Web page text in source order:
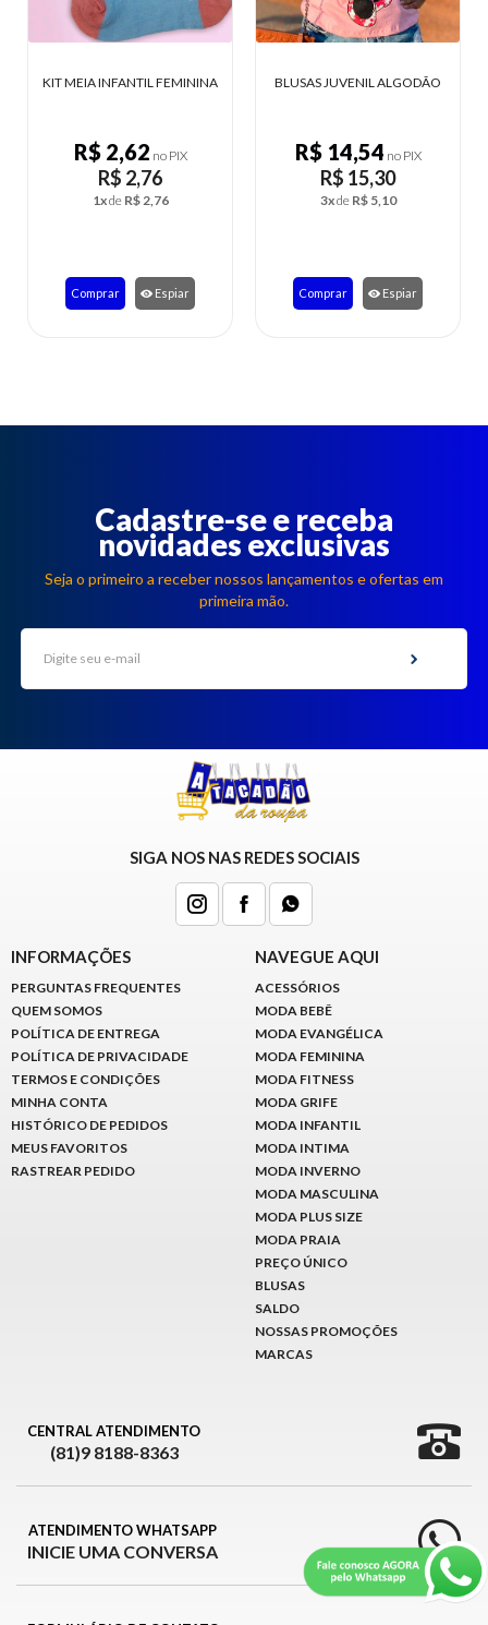
KIT MEIA INFANTIL FEMININA
R$ 2,62 no PIX
R$ 2,76
1xde R$ 2,76
Comprar Espiar
BLUSAS JUVENIL ALGODÃO
R$ 14,54 no PIX
R$ 15,30
3xde R$ 5,10
Comprar Espiar
Cadastre-se e receba
novidades exclusivas
Seja o primeiro a receber nossos lançamentos e ofertas em
primeira mão.
SIGA NOS NAS REDES SOCIAIS
INFORMAÇÕES
PERGUNTAS FREQUENTES
QUEM SOMOS
POLÍTICA DE ENTREGA
POLÍTICA DE PRIVACIDADE
TERMOS E CONDIÇÕES
MINHA CONTA
HISTÓRICO DE PEDIDOS
MEUS FAVORITOS
RASTREAR PEDIDO
NAVEGUE AQUI
ACESSÓRIOS
MODA BEBÊ
MODA EVANGÉLICA
MODA FEMININA
MODA FITNESS
MODA GRIFE
MODA INFANTIL
MODA INTIMA
MODA INVERNO
MODA MASCULINA
MODA PLUS SIZE
MODA PRAIA
PREÇO ÚNICO
BLUSAS
SALDO
NOSSAS PROMOÇÕES
MARCAS
CENTRAL ATENDIMENTO
(81)9 8188-8363
ATENDIMENTO WHATSAPP
INICIE UMA CONVERSA